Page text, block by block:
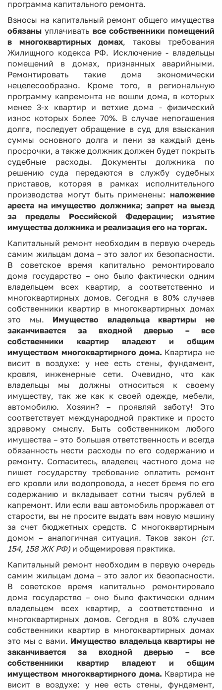
программа капитального ремонта.
Взносы на капитальный ремонт общего имущества
обязаны уплачивать все собственники помещений
в многоквартирных домах, таковы требования
Жилищного кодекса РФ. Исключение - владельцы
помещений в домах, признанных аварийными.
Ремонтировать такие дома экономически
нецелесообразно. Кроме того, в региональную
программу капремонта не вошли дома, в которых
менее 3-х квартир и ветхие дома - физический
износ которых более 70%. В случае непогашения
долга, последует обращение в суд для взыскания
суммы основного долга и пени за каждый день
просрочки, а также должник должен будет покрыть
судебные расходы. Документы должника по
решению суда передаются в службу судебных
приставов, которая в рамках исполнительного
производства могут быть применены: наложение
ареста на имущество должника; запрет на выезд
за пределы Российской Федерации; изъятие
имущества должника и реализация его на торгах.
Капитальный ремонт необходим в первую очередь
самим жильцам дома – это залог их безопасности.
В советское время капитально ремонтировало
дома государство – оно было фактически одним
владельцем всех квартир, а соответственно и
многоквартирных домов. Сегодня в 80% случаев
собственники квартир в многоквартирных домах
это мы. Имущество владельца квартиры не
заканчивается за входной дверью – все
собственники квартир владеют и общим
имуществом многоквартирного дома. Квартира не
висит в воздухе: у нее есть стены, фундамент,
кровля, инженерные сети. Очевидно, что как
владельцы мы должны относиться к своему
имуществу, так же как к своей одежде, мебели,
автомобилю. Хозяин? – проявляй заботу! Это
соответствует международной практике и просто
здравому смыслу. Быть собственником любого
имущества – это большая ответственность и всегда
обязанность нести расходы по его содержанию и
ремонту. Согласитесь, владелец частного дома не
пишет государству требование оплатить ремонт
его кровли или водопровода, а несет бремя по его
содержанию и вкладывает сотни тысяч рублей в
капремонт. Или если ваш автомобиль проржавел от
старости, вы не просите выдать вам новую машину
за счет бюджетных средств. С многоквартирным
домом – аналогичная ситуация. Таков закон (ст.
154, 158 ЖК РФ) и общемировая практика.
Капитальный ремонт необходим в первую очередь
самим жильцам дома – это залог их безопасности.
В советское время капитально ремонтировало
дома государство – оно было фактически одним
владельцем всех квартир, а соответственно и
многоквартирных домов. Сегодня в 80% случаев
собственники квартир в многоквартирных домах
это мы с вами. Имущество владельца квартиры не
заканчивается за входной дверью – все
собственники квартир владеют и общим
имуществом многоквартирного дома. Квартира не
висит в воздухе: у нее есть стены, фундамент,